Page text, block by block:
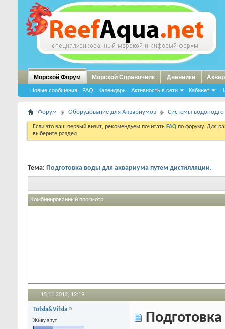
Морской Форум
Новые сообщения FAQ Календарь Активность в сети Кабинет
Морской Справочник Дневники
Форум Оборудование для Аквариумов Системы
Если это ваш первый визит, рекомендуем почитать FAQ по форуму. Для
выберите раздел
Тема: Подготовка воды для аквариума путем дистилляции.
Комбинированный просмотр
15.11.2012, 12:19
Tofsla&Vifsla
Живу я тут